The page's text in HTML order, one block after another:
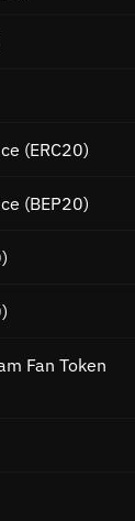
(ERC20)
(BEP20)
Fan Token